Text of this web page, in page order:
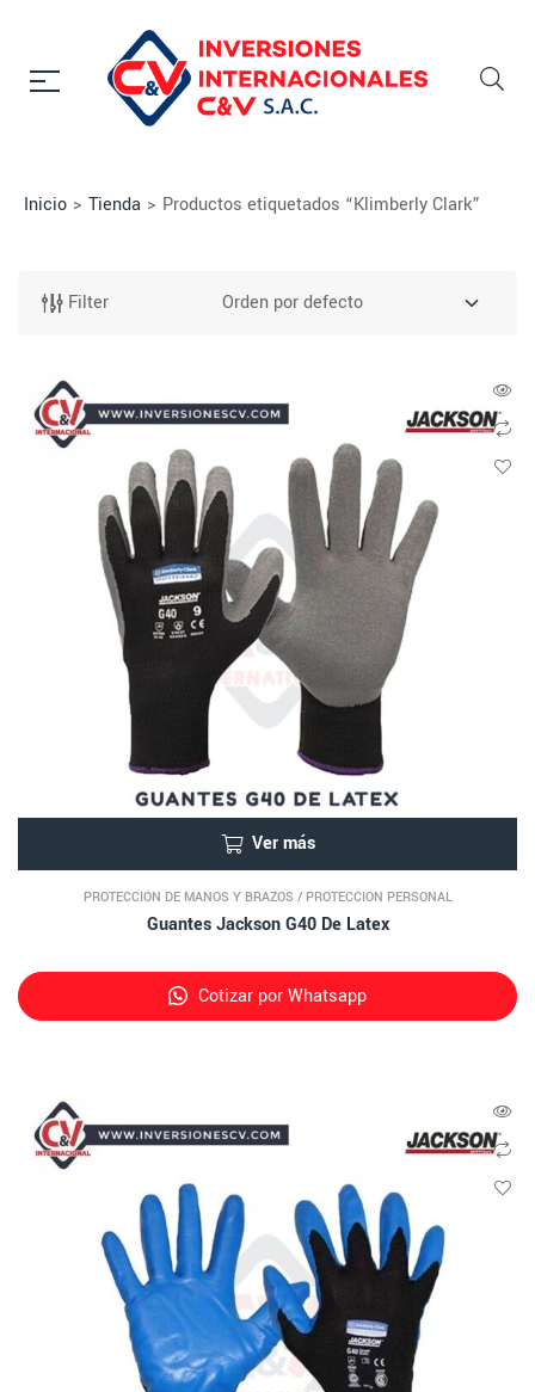
Inicio > Tienda > Productos etiquetados “Klimberly Clark”
Filter
Ver más
PROTECCIÓN DE MANOS Y BRAZOS / PROTECCIÓN PERSONAL
Guantes Jackson G40 De Latex
Cotizar por Whatsapp